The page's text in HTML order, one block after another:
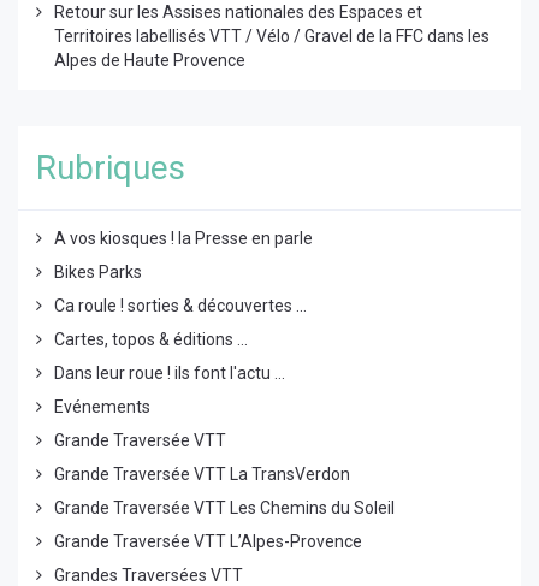
Retour sur les Assises nationales des Espaces et
Territoires labellisés VTT / Vélo / Gravel de la FFC dans les
Alpes de Haute Provence
Rubriques
A vos kiosques ! la Presse en parle
Bikes Parks
Ca roule ! sorties & découvertes ...
Cartes, topos & éditions ...
Dans leur roue ! ils font l'actu ...
Evénements
Grande Traversée VTT
Grande Traversée VTT La TransVerdon
Grande Traversée VTT Les Chemins du Soleil
Grande Traversée VTT L’Alpes-Provence
Grandes Traversées VTT